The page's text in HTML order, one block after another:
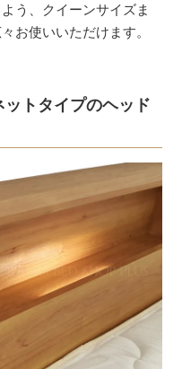
う、クイーンサイズま
お使いいただけます。
トタイプのヘッド